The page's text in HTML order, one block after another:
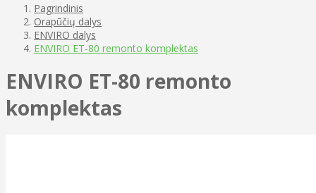
Pagrindinis
Orapūčių dalys
ENVIRO dalys
ENVIRO ET-80 remonto komplektas
ENVIRO ET-80 remonto
komplektas